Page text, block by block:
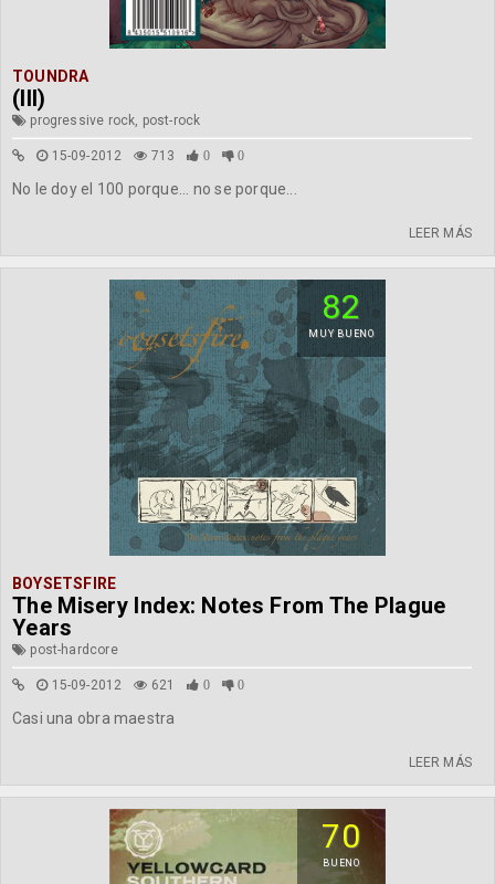
TOUNDRA
(III)
progressive rock, post-rock
15-09-2012 713 0 0
No le doy el 100 porque... no se porque...
LEER MÁS
82
MUY BUENO
BOYSETSFIRE
The Misery Index: Notes From The Plague
Years
post-hardcore
15-09-2012 621 0 0
Casi una obra maestra
LEER MÁS
70
BUENO